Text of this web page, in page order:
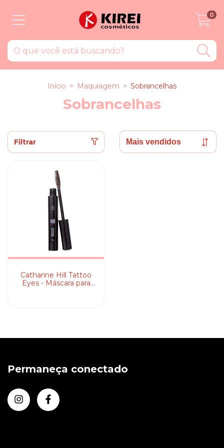
0
Início > Maquiagem > Sobrancelhas
Sobrancelhas
Filtrar
Catharine Hill Tattoo
Eyes - Máscara para
Permaneça conectado